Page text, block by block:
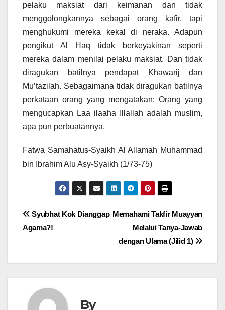
pelaku maksiat dari keimanan dan tidak
menggolongkannya sebagai orang kafir, tapi
menghukumi mereka kekal di neraka. Adapun
pengikut Al Haq tidak berkeyakinan seperti
mereka dalam menilai pelaku maksiat. Dan tidak
diragukan batilnya pendapat Khawarij dan
Mu’tazilah. Sebagaimana tidak diragukan batilnya
perkataan orang yang mengatakan: Orang yang
mengucapkan Laa ilaaha Illallah adalah muslim,
apa pun perbuatannya.
Fatwa Samahatus-Syaikh Al Allamah Muhammad
bin Ibrahim Alu Asy-Syaikh (1/73-75)
Post
navigation
Memahami Takfir Muayyan
Melalui Tanya-Jawab
dengan Ulama (Jilid 1)
Syubhat Kok Dianggap
Agama?!
By